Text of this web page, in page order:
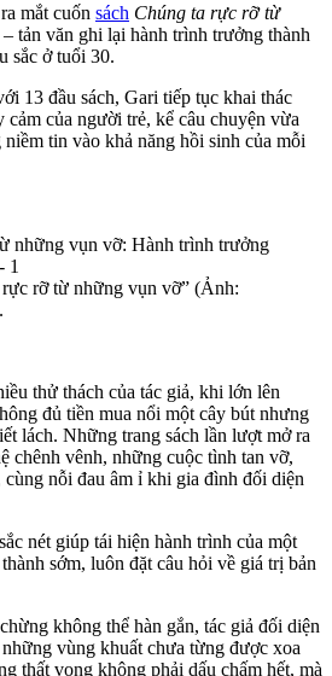
mắt cuốn sách Chúng ta rực rỡ từ
tản văn ghi lại hành trình trưởng thành
sắc ở tuổi 30.
13 đầu sách, Gari tiếp tục khai thác
của người trẻ, kể câu chuyện vừa
tin vào khả năng hồi sinh của mỗi
rực rỡ từ những vụn vỡ” (Ảnh:
thử thách của tác giả, khi lớn lên
đủ tiền mua nổi một cây bút nhưng
lách. Những trang sách lần lượt mở ra
chênh vênh, những cuộc tình tan vỡ,
cùng nỗi đau âm ỉ khi gia đình đối diện
nét giúp tái hiện hành trình của một
sớm, luôn đặt câu hỏi về giá trị bản
không thể hàn gắn, tác giả đối diện
vùng khuất chưa từng được xoa
thất vọng không phải dấu chấm hết, mà